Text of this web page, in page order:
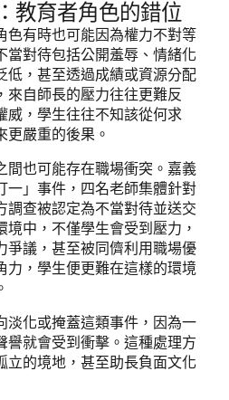
教育者角色的錯位
色有時也可能因為權力不對等
當對待包括公開羞辱、情緒化
低，甚至透過成績或資源分配
來自師長的壓力往往更難反
威，學生往往不知該從何求
更嚴重的後果。
間也可能存在職場衝突。嘉義
一」事件，四名老師集體針對
調查被認定為不當對待並送交
中，不僅學生會受到壓力，
爭議，甚至被同儕利用職場優
力，學生便更難在這樣的環境
淡化或掩蓋這類事件，因為一
譽就會受到衝擊。這種處理方
立的境地，甚至助長負面文化